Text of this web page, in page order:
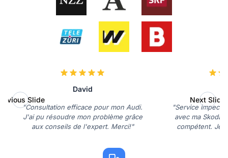
David
"Consultation efficace pour mon Audi.
J'ai pu résoudre mon problème grâce
aux conseils de l'expert. Merci!"
"Service
avec ma Skoda
compétent. Je
Slide Next Slide